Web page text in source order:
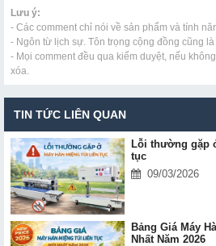
Lưu ý:
- Các comment chỉ nói về sản phẩm và tính
- Ngôn từ lịch sự. Tôn trọng cộng đồng cũng
- Mọi comment đều qua kiểm duyệt, nếu
xóa.
TIN TỨC LIÊN QUAN
Lỗi thường gặp
tục
09/03/2026
Bảng Giá Máy
Nhất Năm 2026